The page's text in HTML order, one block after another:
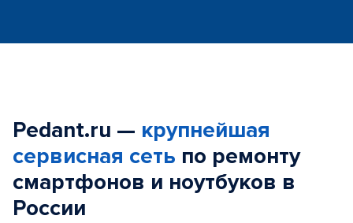
Pedant.ru — крупнейшая
сервисная сеть по ремонту
смартфонов и ноутбуков в
России